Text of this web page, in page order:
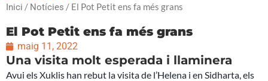
Inici / Notícies / El Pot Petit ens fa més grans
El Pot Petit ens fa més grans
maig 11, 2022
Una visita molt esperada i llaminera
Avui els Xuklis han rebut la visita de l’Helena i en Sidharta, els